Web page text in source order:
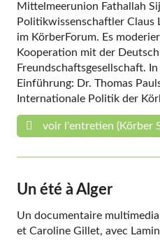
Mittelmeerunion Fathallah
Politikwissenschaftler Claus
im KörberForum. Es
Kooperation mit der
Freundschaftsgesellschaft.
Einführung: Dr. Thomas
Internationale Politik der
voir l'entretien (Körber
Un été à Alger
Un documentaire
et Caroline Gillet, avec